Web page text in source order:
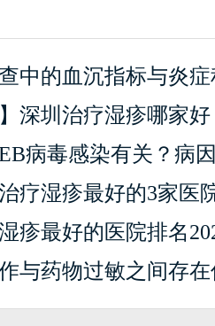
中的血沉指标与炎
读
】深圳治疗湿疹哪家
排名｜这3个根治
号攻略）
病毒感染有关？病
疗湿疹最好的3家医
测：7天止痒不复发
疹最好的医院排名
与药物过敏之间存